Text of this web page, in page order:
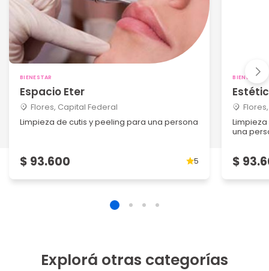
BIENESTAR
Espacio Eter
Flores, Capital Federal
Limpieza de cutis y peeling para una persona
$ 93.600 5
BIENESTAR
una
$
Explorá otras categorías